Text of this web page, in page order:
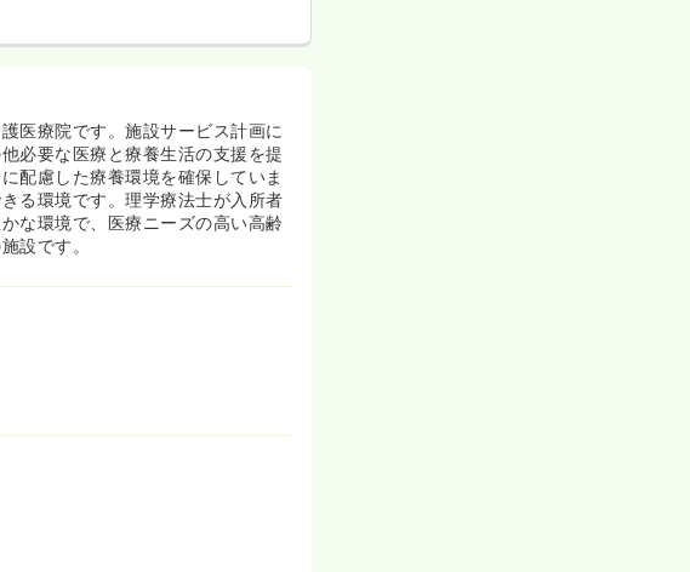
医療院です。施設サービス計画に
必要な医療と療養生活の支援を提
配慮した療養環境を確保していま
る環境です。理学療法士が入所者
な環境で、医療ニーズの高い高齢
設です。